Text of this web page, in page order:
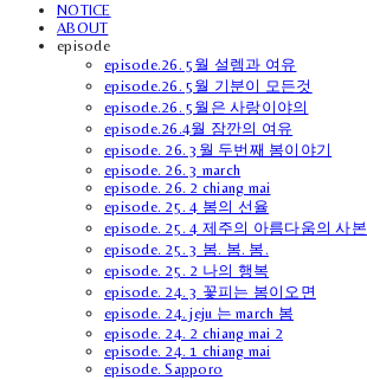
NOTICE
ABOUT
episode
episode.26. 5월 설렘과 여유
episode.26. 5월 기분이 모든것
episode.26. 5월은 사랑이야의
episode.26.4월 잠깐의 여유
episode. 26. 3월 두번째 봄이야기
episode. 26. 3 march
episode. 26. 2 chiang mai
episode. 25. 4 봄의 선율
episode. 25. 4 제주의 아름다움의 사본
episode. 25. 3 봄. 봄. 봄.
episode. 25. 2 나의 행복
episode. 24. 3 꽃피는 봄이오면
episode. 24. jeju 는 march 봄
episode. 24. 2 chiang mai 2
episode. 24. 1 chiang mai
episode. Sapporo